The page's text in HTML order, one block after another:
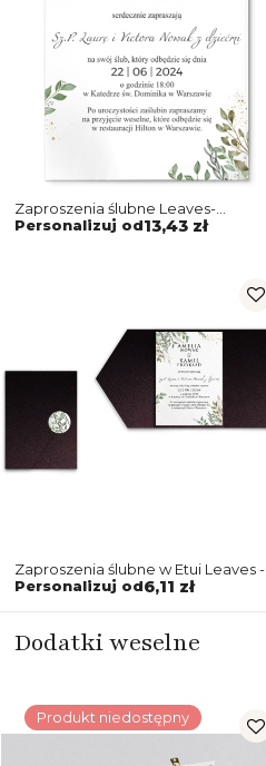
Zaproszenia ślubne Leaves-
Akrylowe Motyw 3
Personalizuj od13,43 zł
Zaproszenia ślubne w Etui Leaves -
Motyw 3
Personalizuj od6,11 zł
Dodatki weselne
Produkt niedostępny